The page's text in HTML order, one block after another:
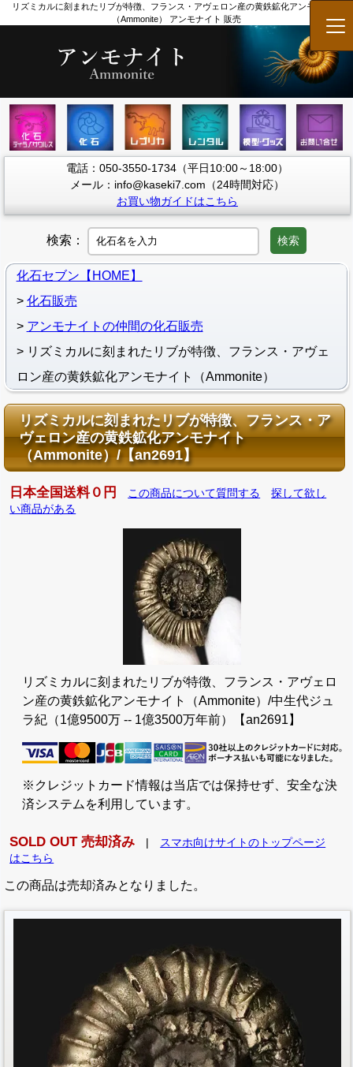
リズミカルに刻まれたリブが特徴、フランス・アヴェロン産の黄鉄鉱化アンモナイト
（Ammonite） アンモナイト 販売
メ
電話：050-3550-1734（平日10:00～18:00）
メール：info@kaseki7.com（24時間対応）
お買い物ガイドはこちら
検索： 検索
化石セブン【HOME】
化石販売
アンモナイトの仲間の化石販売
リズミカルに刻まれたリブが特徴、フランス・アヴェ
ロン産の黄鉄鉱化アンモナイト（Ammonite）
リズミカルに刻まれたリブが特徴、フランス・ア
ヴェロン産の黄鉄鉱化アンモナイト
（Ammonite）/【an2691】
日本全国送料０円 この商品について質問する
探して欲し
い商品がある
リズミカルに刻まれたリブが特徴、フランス・アヴェロ
ン産の黄鉄鉱化アンモナイト（Ammonite）/中生代ジュ
ラ紀（1億9500万 -- 1億3500万年前）【an2691】
※クレジットカード情報は当店では保持せず、安全な決
済システムを利用しています。
SOLD OUT 売却済み
スマホ向けサイトのトップページ
はこちら
この商品は売却済みとなりました。